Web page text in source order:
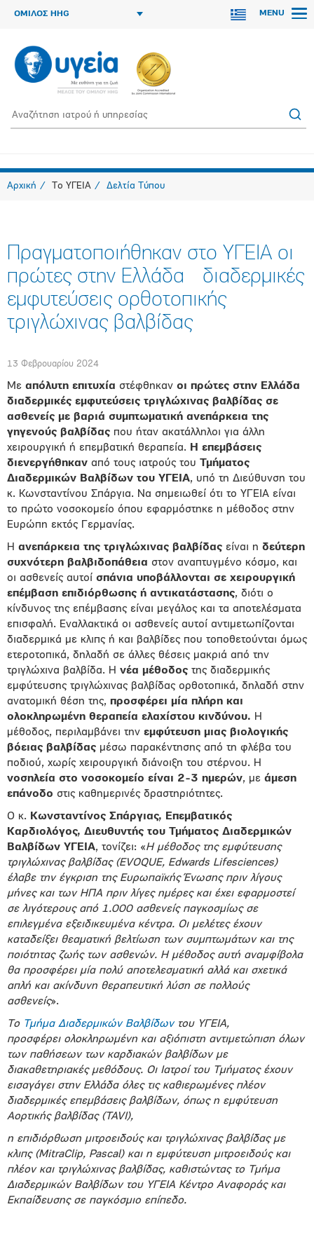
ΟΜΙΛΟΣ HHG MENU
Αρχική Το ΥΓΕΙΑ Δελτία Τύπου
Πραγματοποιήθηκαν στο ΥΓΕΙΑ οι
πρώτες στην Ελλάδα διαδερμικές
εμφυτεύσεις ορθοτοπικής
τριγλώχινας βαλβίδας
13 Φεβρουαρίου 2024
Με απόλυτη επιτυχία στέφθηκαν οι πρώτες στην Ελλάδα
διαδερμικές εμφυτεύσεις τριγλώχινας βαλβίδας σε
ασθενείς με βαριά συμπτωματική ανεπάρκεια της
γηγενούς βαλβίδας που ήταν ακατάλληλοι για άλλη
χειρουργική ή επεμβατική θεραπεία. Η επεμβάσεις
διενεργήθηκαν από τους ιατρούς του Τμήματος
Διαδερμικών Βαλβίδων του ΥΓΕΙΑ, υπό τη Διεύθυνση του
κ. Κωνσταντίνου Σπάργια. Να σημειωθεί ότι το ΥΓΕΙΑ είναι
το πρώτο νοσοκομείο όπου εφαρμόστηκε η μέθοδος στην
Ευρώπη εκτός Γερμανίας.
Η ανεπάρκεια της τριγλώχινας βαλβίδας είναι η δεύτερη
συχνότερη βαλβιδοπάθεια στον αναπτυγμένο κόσμο, και
οι ασθενείς αυτοί σπάνια υποβάλλονται σε χειρουργική
επέμβαση επιδιόρθωσης ή αντικατάστασης, διότι ο
κίνδυνος της επέμβασης είναι μεγάλος και τα αποτελέσματα
επισφαλή. Εναλλακτικά οι ασθενείς αυτοί αντιμετωπίζονται
διαδερμικά με κλιπς ή και βαλβίδες που τοποθετούνται όμως
ετεροτοπικά, δηλαδή σε άλλες θέσεις μακριά από την
τριγλώχινα βαλβίδα. Η νέα μέθοδος της διαδερμικής
εμφύτευσης τριγλώχινας βαλβίδας ορθοτοπικά, δηλαδή στην
ανατομική θέση της, προσφέρει μία πλήρη και
ολοκληρωμένη θεραπεία ελαχίστου κινδύνου. Η
μέθοδος, περιλαμβάνει την εμφύτευση μιας βιολογικής
βόειας βαλβίδας μέσω παρακέντησης από τη φλέβα του
ποδιού, χωρίς χειρουργική διάνοιξη του στέρνου. Η
νοσηλεία στο νοσοκομείο είναι 2-3 ημερών, με άμεση
επάνοδο στις καθημερινές δραστηριότητες.
Ο κ. Κωνσταντίνος Σπάργιας, Επεμβατικός
Καρδιολόγος, Διευθυντής του Τμήματος Διαδερμικών
Βαλβίδων ΥΓΕΙΑ, τονίζει: «Η μέθοδος της εμφύτευσης
τριγλώχινας βαλβίδας (EVOQUE, Edwards Lifesciences)
έλαβε την έγκριση της Ευρωπαϊκής Ένωσης πριν λίγους
μήνες και των ΗΠΑ πριν λίγες ημέρες και έχει εφαρμοστεί
σε λιγότερους από 1.000 ασθενείς παγκοσμίως σε
επιλεγμένα εξειδικευμένα κέντρα. Οι μελέτες έχουν
καταδείξει θεαματική βελτίωση των συμπτωμάτων και της
ποιότητας ζωής των ασθενών. Η μέθοδος αυτή αναμφίβολα
θα προσφέρει μία πολύ αποτελεσματική αλλά και σχετικά
απλή και ακίνδυνη θεραπευτική λύση σε πολλούς
ασθενείς».
Το Τμήμα Διαδερμικών Βαλβίδωντου ΥΓΕΙΑ,
προσφέρει ολοκληρωμένη και αξιόπιστη αντιμετώπιση όλων
των παθήσεων των καρδιακών βαλβίδων με
διακαθετηριακές μεθόδους. Οι Ιατροί του Τμήματος έχουν
εισαγάγει στην Ελλάδα όλες τις καθιερωμένες πλέον
διαδερμικές επεμβάσεις βαλβίδων, όπως η εμφύτευση
Αορτικής βαλβίδας (TAVI),
η επιδιόρθωση μιτροειδούς και τριγλώχινας βαλβίδας με
κλιπς (MitraClip, Pascal) και η εμφύτευση μιτροειδούς και
πλέον και τριγλώχινας βαλβίδας, καθιστώντας το Τμήμα
Διαδερμικών Βαλβίδων του ΥΓΕΙΑ Κέντρο Αναφοράς και
Εκπαίδευσης σε παγκόσμιο επίπεδο.